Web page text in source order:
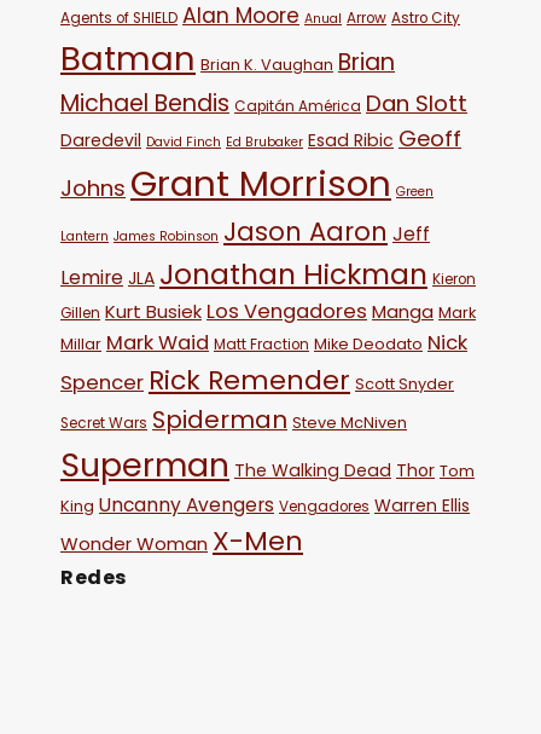
Agents of SHIELD Alan Moore Anual Arrow Astro City
Batman Brian K. Vaughan Brian
Michael Bendis Capitán América Dan Slott
Daredevil David Finch Ed Brubaker Esad Ribic Geoff
Johns Grant Morrison Green
Lantern James Robinson Jason Aaron Jeff
Lemire JLA Jonathan Hickman Kieron
Gillen Kurt Busiek Los Vengadores Manga Mark
Millar Mark Waid Matt Fraction Mike Deodato Nick
Spencer Rick Remender Scott Snyder
Secret Wars Spiderman Steve McNiven
Superman The Walking Dead Thor Tom
King Uncanny Avengers Vengadores Warren Ellis
Wonder Woman X-Men
Redes